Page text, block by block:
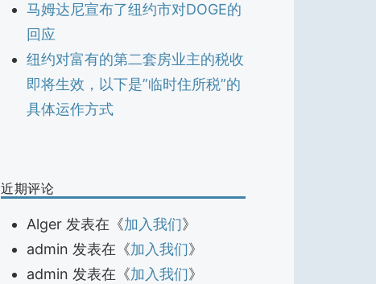
马姆达尼宣布了纽约市对DOGE的
回应
纽约对富有的第二套房业主的税收
即将生效，以下是”临时住所税”的
具体运作方式
近期评论
Alger发表在《加入我们》
admin 发表在《加入我们》
admin 发表在《加入我们》